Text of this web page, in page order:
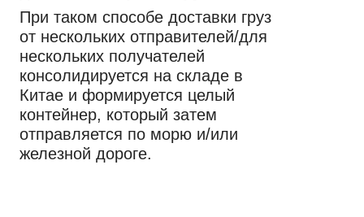
При таком способе доставки груз
от нескольких отправителей/для
нескольких получателей
консолидируется на складе в
Китае и формируется целый
контейнер, который затем
отправляется по морю и/или
железной дороге.